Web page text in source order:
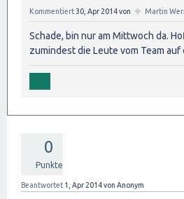
Kommentiert 30, Apr 2014von ✦ Martin
Schade, bin nur am Mittwoch da.
zumindest die Leute vom Team
0
Punkte
Beantwortet 1, Apr 2014von Anonym